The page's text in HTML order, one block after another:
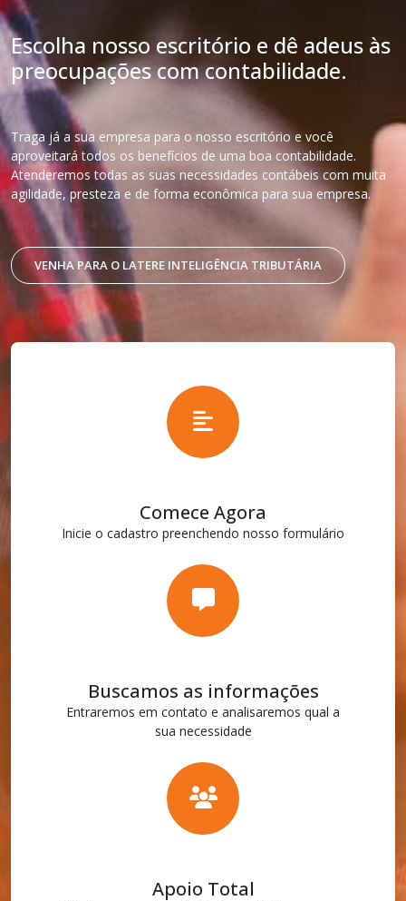
Escolha nosso escritório e dê adeus às
preocupações com contabilidade.
Traga já a sua empresa para o nosso escritório e você
aproveitará todos os benefícios de uma boa contabilidade.
Atenderemos todas as suas necessidades contábeis com muita
agilidade, presteza e de forma econômica para sua empresa.
VENHA PARA O LATERE INTELIGÊNCIA TRIBUTÁRIA
Comece Agora
Inicie o cadastro preenchendo nosso formulário
Buscamos as informações
Entraremos em contato e analisaremos qual a
sua necessidade
Apoio Total